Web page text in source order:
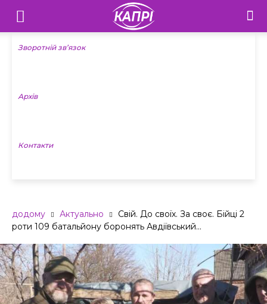
Телебачення
«Капрі»
Новини
Зворотній зв’язок
Архів
Контакти
додому Актуально
Свій. До своїх. За своє. Бійці 2
роти 109 батальйону боронять Авдіївський...